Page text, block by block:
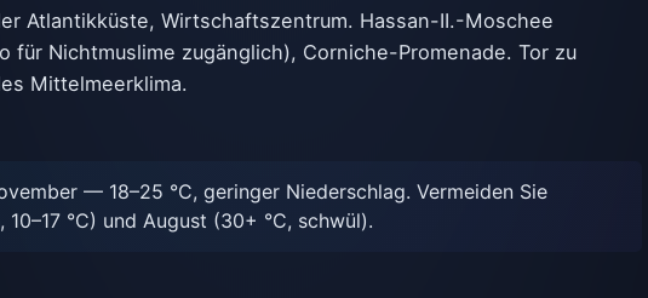
Atlantikküste, Wirtschaftszentrum. Hassan-II.-Moschee
für Nichtmuslime zugänglich), Corniche-Promenade. Tor zu
Mittelmeerklima.
— 18–25 °C, geringer Niederschlag. Vermeiden Sie
10–17 °C) und August (30+ °C, schwül).